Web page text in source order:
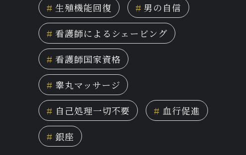
# 生殖機能回復 # 男の自信
# 看護師によるシェービング
# 看護師国家資格
# 睾丸マッサージ
# 自己処理一切不要 # 血行促進
# 銀座